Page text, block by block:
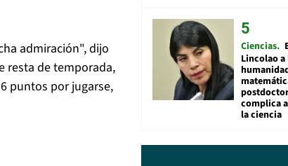
admiración", dijo
resta de temporada,
puntos por jugarse,
Ciencias
Lincolao a
complica
la ciencia